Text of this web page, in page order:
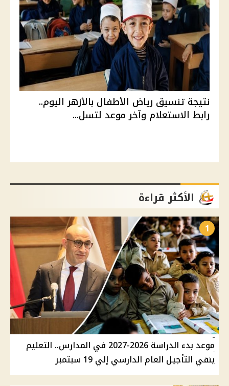
نتيجة تنسيق رياض الأطفال بالأزهر اليوم..
رابط الاستعلام وآخر موعد لتسل...
الأكثر قراءة
1
موعد بدء الدراسة 2026-2027 في المدارس.. التعليم
ينفي التأجيل العام الدارسي إلي 19 سبتمبر